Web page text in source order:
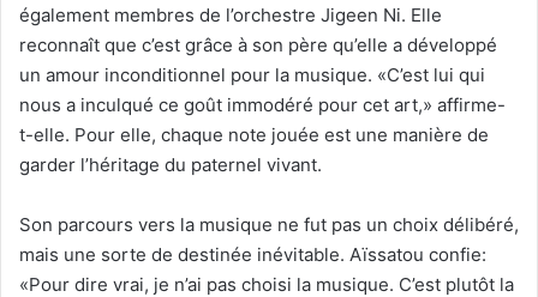
également membres de l’orchestre Jigeen Ni. Elle
reconnaît que c’est grâce à son père qu’elle a développé
un amour inconditionnel pour la musique. «C’est lui qui
nous a inculqué ce goût immodéré pour cet art,» affirme-
t-elle. Pour elle, chaque note jouée est une manière de
garder l’héritage du paternel vivant.
Son parcours vers la musique ne fut pas un choix délibéré,
mais une sorte de destinée inévitable. Aïssatou confie:
«Pour dire vrai, je n’ai pas choisi la musique. C’est plutôt la